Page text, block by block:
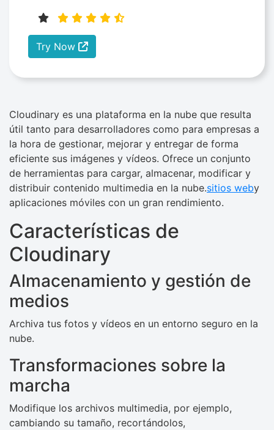
Try Now
Cloudinary es una plataforma en la nube que resulta
útil tanto para desarrolladores como para empresas a
la hora de gestionar, mejorar y entregar de forma
eficiente sus imágenes y vídeos. Ofrece un conjunto
de herramientas para cargar, almacenar, modificar y
distribuir contenido multimedia en la nube.sitios weby
aplicaciones móviles con un gran rendimiento.
Características de
Cloudinary
Almacenamiento y gestión de
medios
Archiva tus fotos y vídeos en un entorno seguro en la
nube.
Transformaciones sobre la
marcha
Modifique los archivos multimedia, por ejemplo,
cambiando su tamaño, recortándolos,